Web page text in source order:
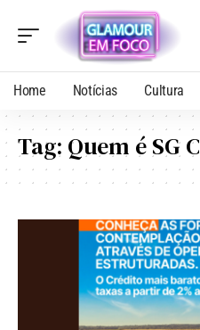
Home Notícias Cultura
Tag: Quem é SG